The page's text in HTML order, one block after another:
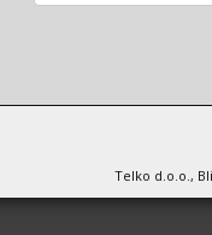
Telko d.o.o.,